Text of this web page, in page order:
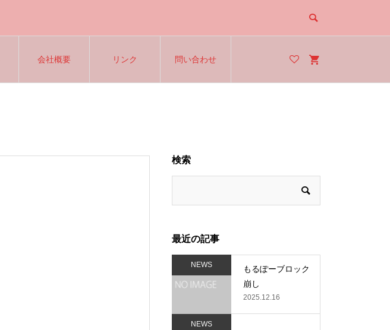
会社概要 リンク 問い合わせ
検索
最近の記事
もるぽーブロック
崩し
2025.12.16
NEWS
NEWS